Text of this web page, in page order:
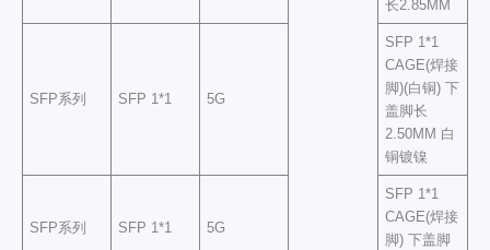
长2.85MM
SFP系列 SFP 1*1 5G
SFP 1*1
CAGE(焊接
脚)(白铜) 下
盖脚长
2.50MM 白
铜镀镍
SFP系列 SFP 1*1 5G
SFP 1*1
CAGE(焊接
脚) 下盖脚